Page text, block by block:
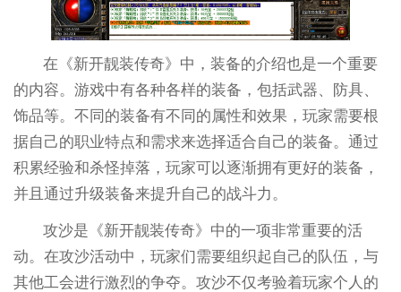
在《新开靓装传奇》中，装备的介绍也是一个重要
的内容。游戏中有各种各样的装备，包括武器、防具、
饰品等。不同的装备有不同的属性和效果，玩家需要根
据自己的职业特点和需求来选择适合自己的装备。通过
积累经验和杀怪掉落，玩家可以逐渐拥有更好的装备，
并且通过升级装备来提升自己的战斗力。
攻沙是《新开靓装传奇》中的一项非常重要的活
动。在攻沙活动中，玩家们需要组织起自己的队伍，与
其他工会进行激烈的争夺。攻沙不仅考验着玩家个人的